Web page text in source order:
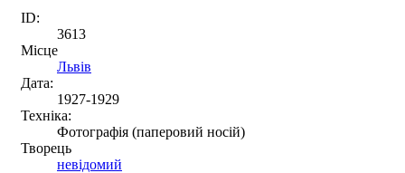
ID:
3613
Місце
Львів
Дата:
1927-1929
Техніка:
Фотографія (паперовий носій)
Творець
невідомий